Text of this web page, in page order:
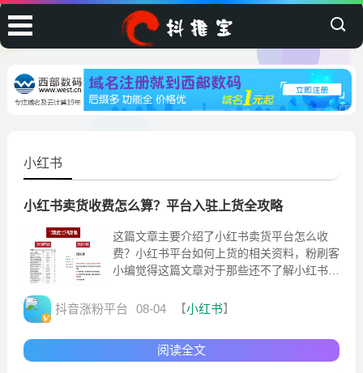
小红书
小红书卖货收费怎么算？平台入驻上货全攻略
这篇文章主要介绍了小红书卖货平台怎么收
费？小红书平台如何上货的相关资料，粉刷客
小编觉得这篇文章对于那些还不了解小红书平
性，一
抖音涨粉平台 08-04 【小红书】
阅读全文